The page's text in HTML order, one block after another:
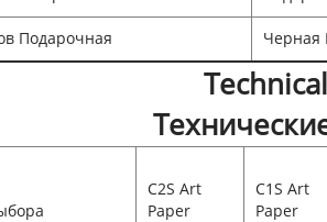
Подарочная Черная
C2S Art
Paper
C1S Art
Paper